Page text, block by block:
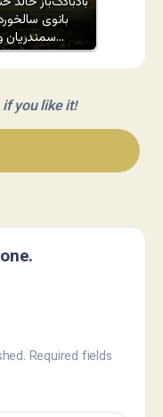
بانوی
سمندریان و…
you like it!
Required fields